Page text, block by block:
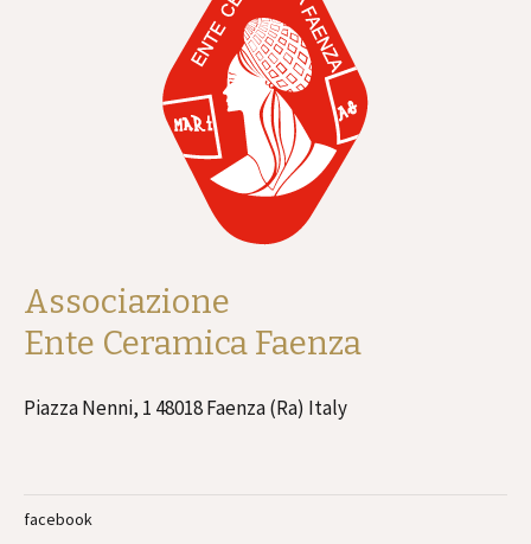
Associazione
Ente Ceramica Faenza
Piazza Nenni, 1 48018 Faenza (Ra) Italy
facebook